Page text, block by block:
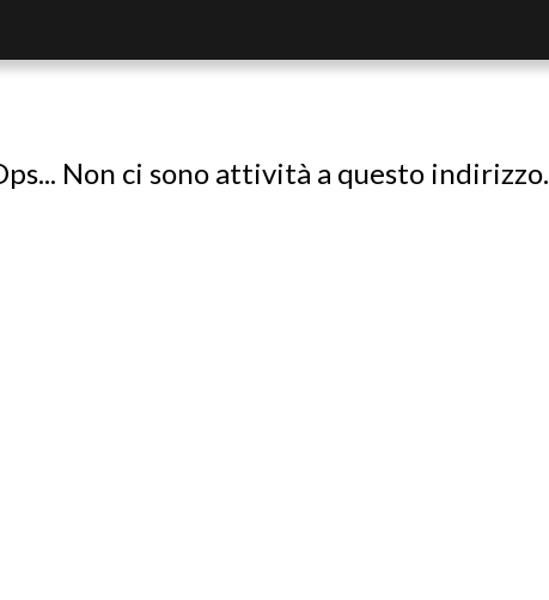
Non ci sono attività a questo indirizzo.